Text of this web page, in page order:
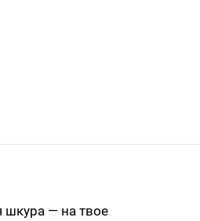
— на твое